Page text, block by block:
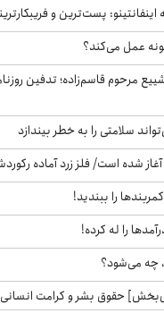
پست‌ترین و
عمل می‌کند؟
مرحوم قاسم‌زاده؛ تدفین
سلامتی را به خطر بیندازد
آغاز شده است/ فلز زرد آماده
را ببندید!
را له کرده!
چه می‌شود؟
حقوق بشر و کرامت انسانی